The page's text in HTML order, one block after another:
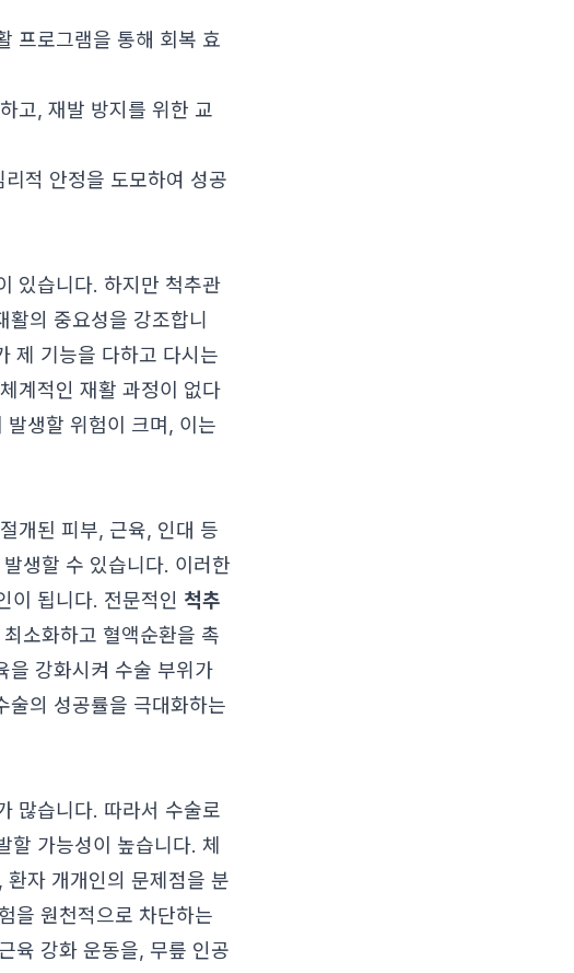
프로그램을 통해 회복 효
고, 재발 방지를 위한 교
적 안정을 도모하여 성공
있습니다. 하지만 척추관
의 중요성을 강조합니
제 기능을 다하고 다시는
계적인 재활 과정이 없다
생할 위험이 크며, 이는
개된 피부, 근육, 인대 등
생할 수 있습니다. 이러한
이 됩니다. 전문적인 척추
소화하고 혈액순환을 촉
을 강화시켜 수술 부위가
술의 성공률을 극대화하는
많습니다. 따라서 수술로
가능성이 높습니다. 체
자 개개인의 문제점을 분
을 원천적으로 차단하는
육 강화 운동을, 무릎 인공